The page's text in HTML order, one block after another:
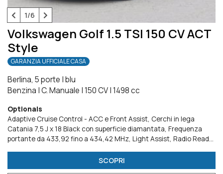
1/6
Volkswagen Golf 1.5 TSI 150 CV ACT
Style
GARANZIA UFFICIALE CASA
Berlina, 5 porte |blu
Benzina |C. Manuale |150 CV|1498 cc
Optionals
Adaptive Cruise Control - ACC e Front Assist Cerchi in lega
Catania 7,5 J x 18 Black con superficie diamantata Frequenza
portante da 433,92 fino a 434,42 MHz Light Assist Radio Ready
Sedili anteriori ergoActive
panoramico ad azionamento elettrico
SCOPRI